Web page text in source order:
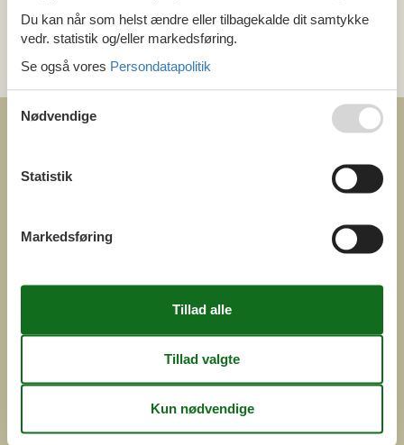
Kategori
Attraktioner
Danmark
Cofman.com
(+45) 7877 0427
info@cofman.com
Du kan når som helst ændre eller tilbagekalde dit samtykke
vedr. statistik og/eller markedsføring.
Se også vores Persondatapolitik
Nødvendige
Statistik
Markedsføring